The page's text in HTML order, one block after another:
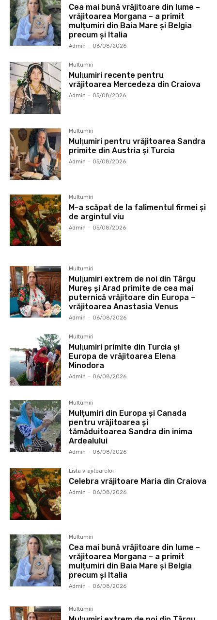
Cea mai bună vrăjitoare din lume –
vrăjitoarea Morgana – a primit
mulțumiri din Baia Mare și Belgia
precum și Italia
Admin - 06/08/2026
Multumiri
Mulţumiri recente pentru
vrăjitoarea Mercedeza din Craiova
Admin - 05/08/2026
Multumiri
Mulţumiri pentru vrăjitoarea Sandra
primite din Austria și Turcia
Admin - 05/08/2026
Multumiri
M-a scăpat de la falimentul firmei și
de argintul viu
Admin - 05/08/2026
Multumiri
Mulţumiri extrem de noi din Târgu
Mureș și Arad primite de cea mai
puternică vrăjitoare din Europa –
vrăjitoarea Anastasia Venus
Admin - 06/08/2026
Multumiri
Mulţumiri primite din Turcia și
Europa de vrăjitoarea Elena
Minodora
Admin - 06/08/2026
Multumiri
Mulțumiri din Europa și Canada
pentru vrăjitoarea și
tămăduitoarea Sandra din inima
Ardealului
Admin - 06/08/2026
Lista vrajitoarelor
Celebra vrăjitoare Maria din Craiova
Admin - 06/08/2026
Multumiri
Cea mai bună vrăjitoare din lume –
vrăjitoarea Morgana – a primit
mulțumiri din Baia Mare și Belgia
precum și Italia
Admin - 06/08/2026
Multumiri